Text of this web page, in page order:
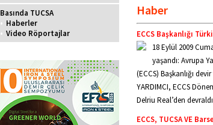
Basında TUCSA
• Haberler
• Video Röportajlar
Haber
ECCS Başkanlığı
18 Eylül 2009
yaşandı: Avrupa
(ECCS) Başkanlığı
YARDIMCI, ECCS
Delriu Real’den
ECCS, TUCSA VE